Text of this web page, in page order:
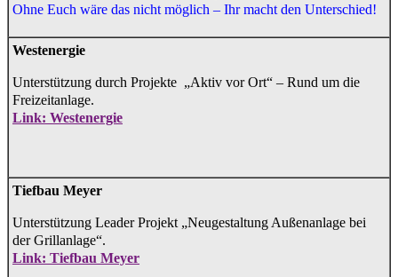
Ohne Euch wäre das nicht möglich – Ihr macht den Unterschied!
Westenergie
Unterstützung durch Projekte „Aktiv vor Ort“ – Rund um die
Freizeitanlage.
Link: Westenergie
Tiefbau Meyer
Unterstützung Leader Projekt „Neugestaltung Außenanlage bei
der Grillanlage“.
Link: Tiefbau Meyer